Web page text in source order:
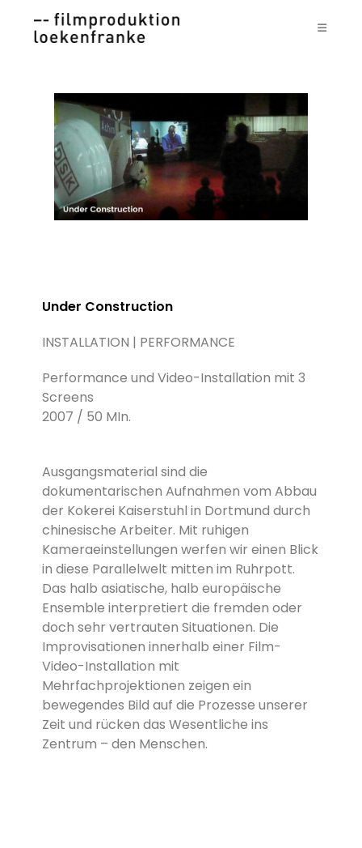
springen
Under Construction
INSTALLATION | PERFORMANCE
Performance und Video-Installation mit 3
Screens
2007 / 50 MIn.
Ausgangsmaterial sind die
dokumentarischen Aufnahmen vom Abbau
der Kokerei Kaiserstuhl in Dortmund durch
chinesische Arbeiter. Mit ruhigen
Kameraeinstellungen werfen wir einen Blick
in diese Parallelwelt mitten im Ruhrpott.
Das halb asiatische, halb europäische
Ensemble interpretiert die fremden oder
doch sehr vertrauten Situationen. Die
Improvisationen innerhalb einer Film-
Video-Installation mit
Mehrfachprojektionen zeigen ein
bewegendes Bild auf die Prozesse unserer
Zeit und rücken das Wesentliche ins
Zentrum – den Menschen.